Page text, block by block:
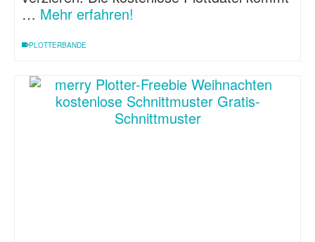
… Mehr erfahren!
PLOTTERBANDE